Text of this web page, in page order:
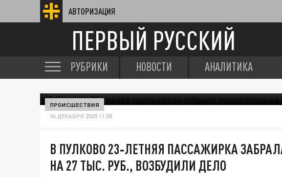
АВТОРИЗАЦИЯ
ПЕРВЫЙ РУССКИЙ
РУБРИКИ НОВОСТИ АНАЛИТИКА
ПРОИСШЕСТВИЯ
06 ДЕКАБРЯ 2025 11:58
В ПУЛКОВО 23‑ЛЕТНЯЯ ПАССАЖИРКА
НА 27 ТЫС. РУБ., ВОЗБУДИЛИ ДЕЛО